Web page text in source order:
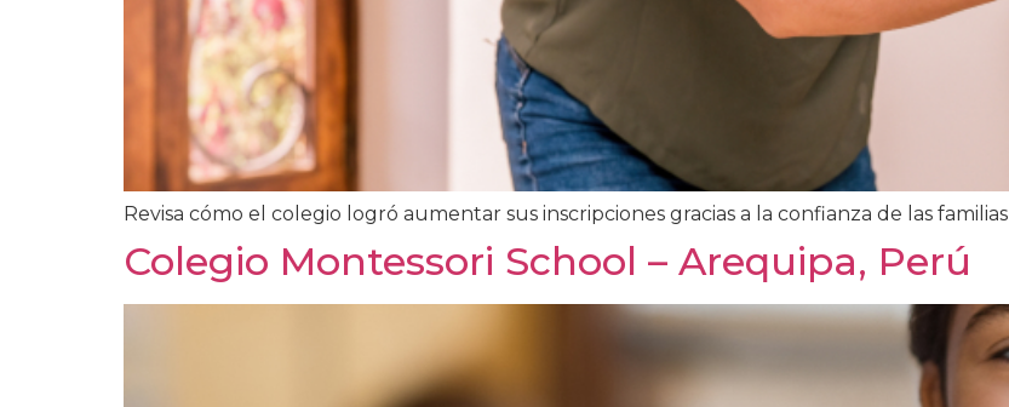
Revisa cómo el colegio logró aumentar sus inscripciones gracias a la confianza de las familias
Colegio Montessori School – Arequipa, Perú